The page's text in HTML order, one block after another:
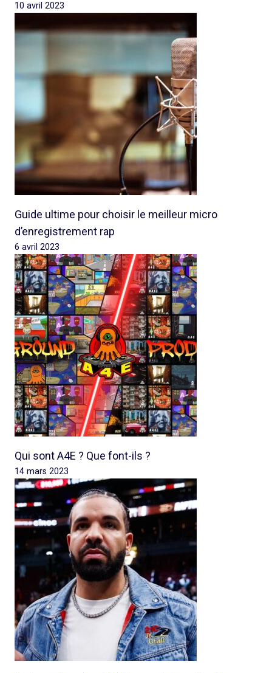
10 avril 2023
Guide ultime pour choisir le meilleur micro
d’enregistrement rap
6 avril 2023
Qui sont A4E ? Que font-ils ?
14 mars 2023